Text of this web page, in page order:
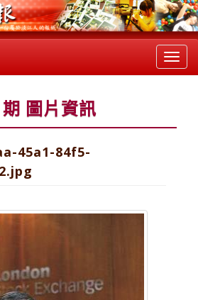
圖片資訊
45a1-84f5-